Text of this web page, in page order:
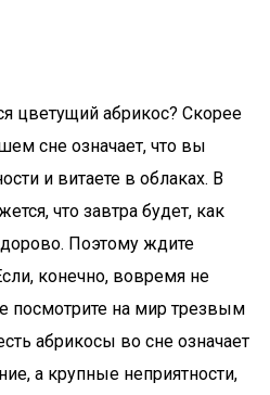
цветущий абрикос? Скорее
сне означает, что вы
и витаете в облаках. В
что завтра будет, как
Поэтому ждите
конечно, вовремя не
посмотрите на мир трезвым
абрикосы во сне означает
а крупные неприятности,